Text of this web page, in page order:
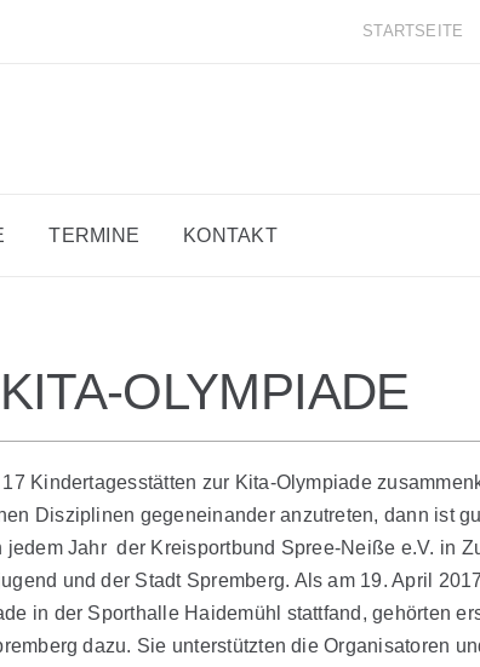
STARTSEITE
TERMINE KONTAKT
OLYMPIADE
Kindertagesstätten zur Kita-Olympiade
Disziplinen gegeneinander anzutreten, dann ist
jedem Jahr der Kreisportbund Spree-Neiße e.V. in
und der Stadt Spremberg. Als am 19. April
in der Sporthalle Haidemühl stattfand, gehörten
dazu. Sie unterstützten die Organisatoren